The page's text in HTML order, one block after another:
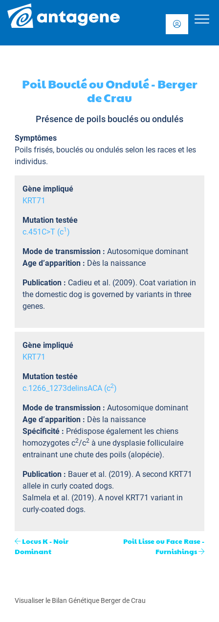
Poil Bouclé ou Ondulé - Berger
de Crau
Présence de poils bouclés ou ondulés
Symptômes
Poils frisés, bouclés ou ondulés selon les races et les
individus.
Gène impliqué
KRT71
Mutation testée
c.451C>T (c1 )
Mode de transmission : Autosomique dominant
Age d’apparition : Dès la naissance
Publication : Cadieu et al. (2009). Coat variation in
the domestic dog is governed by variants in three
genes.
Gène impliqué
KRT71
Mutation testée
c.1266_1273delinsACA (c2)
Mode de transmission : Autosomique dominant
Age d’apparition : Dès la naissance
Spécificité : Prédispose également les chiens
homozygotes c2/c2 à une dysplasie folliculaire
entrainant une chute des poils (alopécie).
Publication : Bauer et al. (2019). A second KRT71
allele in curly coated dogs.
Salmela et al. (2019). A novel KRT71 variant in
curly-coated dogs.
Locus K - Noir
Dominant
Poil Lisse ou Face Rase -
Furnishings
Visualiser le Bilan Génétique Berger de Crau